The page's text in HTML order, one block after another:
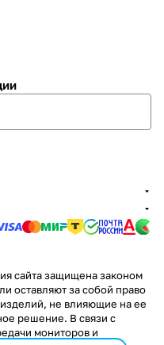
сайта защищена законом
оставляют за собой право
не влияющие на ее
решение. В связи с
мониторов и